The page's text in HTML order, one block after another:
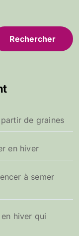
de graines
en hiver
à semer
hiver qui